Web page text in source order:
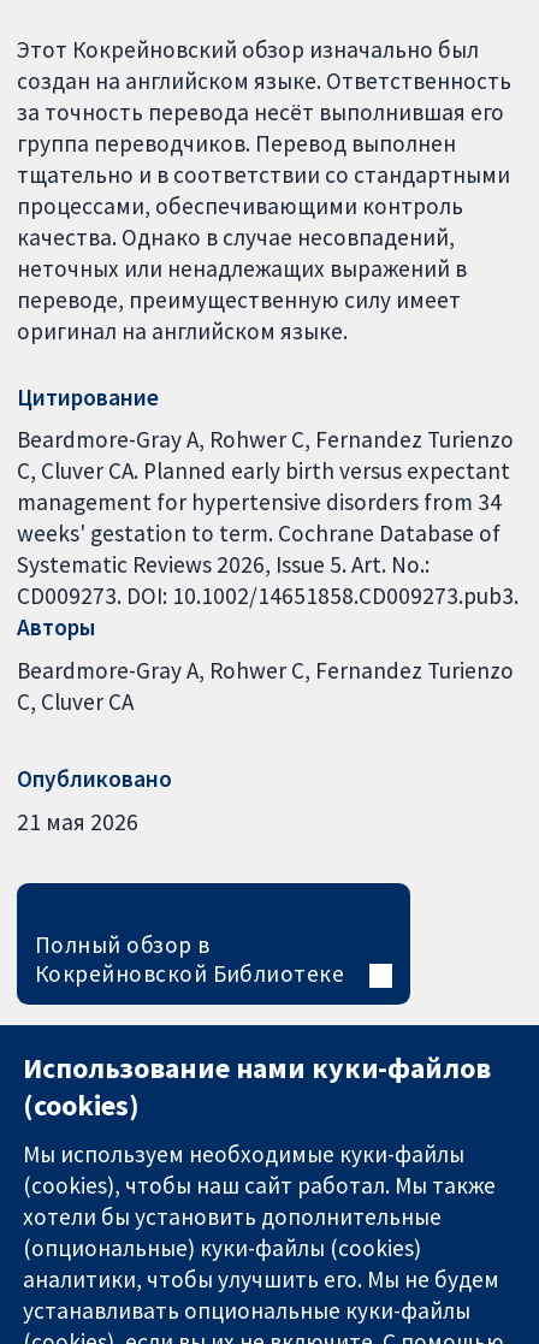
Этот Кокрейновский обзор изначально был
создан на английском языке. Ответственность
за точность перевода несёт выполнившая его
группа переводчиков. Перевод выполнен
тщательно и в соответствии со стандартными
процессами, обеспечивающими контроль
качества. Однако в случае несовпадений,
неточных или ненадлежащих выражений в
переводе, преимущественную силу имеет
оригинал на английском языке.
Цитирование
Beardmore-Gray A, Rohwer C, Fernandez Turienzo
C, Cluver CA. Planned early birth versus expectant
management for hypertensive disorders from 34
weeks' gestation to term. Cochrane Database of
Systematic Reviews 2026, Issue 5. Art. No.:
CD009273. DOI: 10.1002/14651858.CD009273.pub3.
Авторы
Beardmore-Gray A Rohwer C Fernandez Turienzo
C Cluver CA
Опубликовано
21 мая 2026
Полный обзор в
Кокрейновской Библиотеке
11-13 Cavendish
Square
Связаться с
нами
Использование нами куки-файлов
(cookies)
Мы используем необходимые куки-файлы
(cookies), чтобы наш сайт работал. Мы также
хотели бы установить дополнительные
(опциональные) куки-файлы (cookies)
аналитики, чтобы улучшить его. Мы не будем
устанавливать опциональные куки-файлы